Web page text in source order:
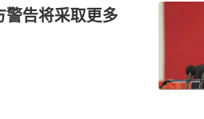
警告将采取更多